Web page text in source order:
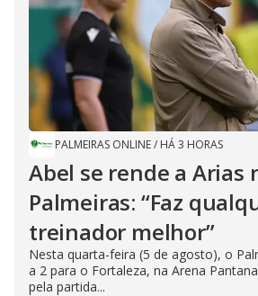
PALMEIRAS ONLINE/ HÁ 3 HORAS
Abel se rende a Arias
Palmeiras: “Faz
treinador melhor”
Nesta quarta-feira (5 de agosto), o
a 2 para o Fortaleza, na Arena
pela partida...